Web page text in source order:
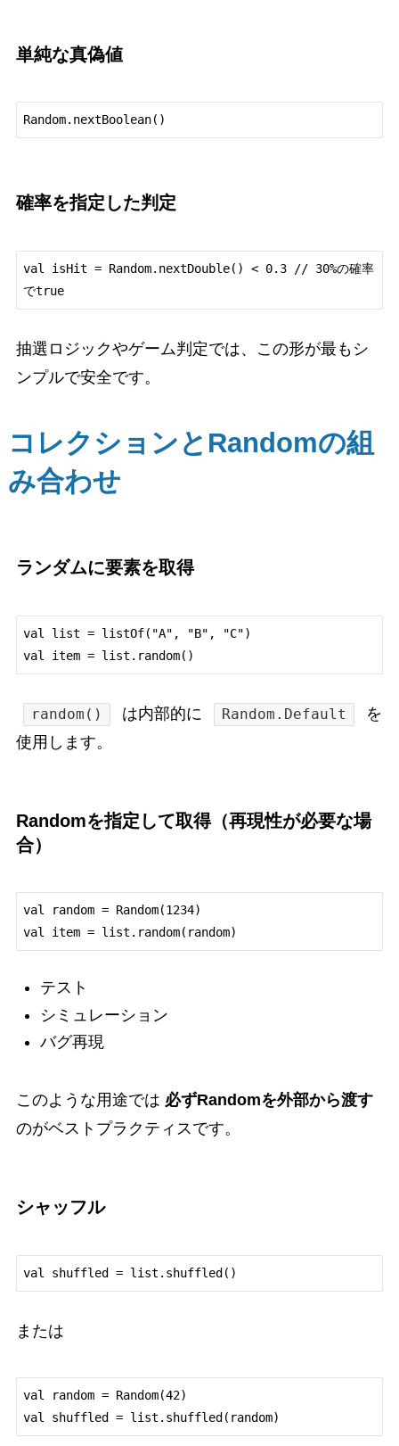
単純な真偽値
確率を指定した判定
val isHit = Random.nextDouble() < 0.3 // 30%の確率
でtrue
抽選ロジックやゲーム判定では、この形が最もシ
ンプルで安全です。
コレクションとRandomの組
み合わせ
ランダムに要素を取得
val list = listOf("A", "B", "C")
random() は内部的に Random.Default
を
使用します。
Randomを指定して取得（再現性が必要な場
合）
val random = Random(1234)
テスト
シミュレーション
バグ再現
このような用途では 必ずRandomを外部から渡す
のがベストプラクティスです。
シャッフル
または
val random = Random(42)